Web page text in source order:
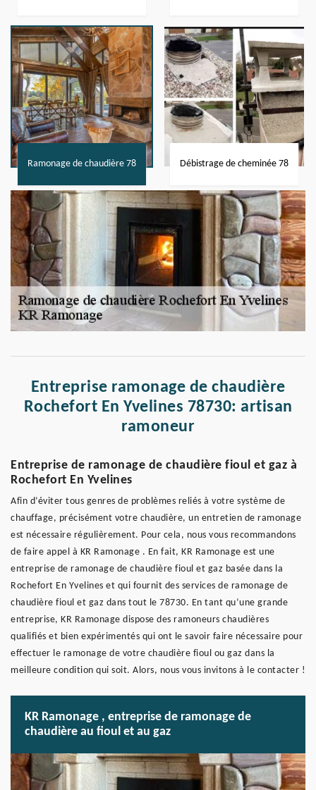
Ramonage de chaudière 78 Débistrage de cheminée 78
Entreprise ramonage de chaudière
Rochefort En Yvelines 78730: artisan
ramoneur
Entreprise de ramonage de chaudière fioul et gaz à
Rochefort En Yvelines
Afin d’éviter tous genres de problèmes reliés à votre système de
chauffage, précisément votre chaudière, un entretien de ramonage
est nécessaire régulièrement. Pour cela, nous vous recommandons
de faire appel à KR Ramonage . En fait, KR Ramonage est une
entreprise de ramonage de chaudière fioul et gaz basée dans la
Rochefort En Yvelines et qui fournit des services de ramonage de
chaudière fioul et gaz dans tout le 78730. En tant qu’une grande
entreprise, KR Ramonage dispose des ramoneurs chaudières
qualifiés et bien expérimentés qui ont le savoir faire nécessaire pour
effectuer le ramonage de votre chaudière fioul ou gaz dans la
meilleure condition qui soit. Alors, nous vous invitons à le contacter !
KR Ramonage , entreprise de ramonage de
chaudière au fioul et au gaz